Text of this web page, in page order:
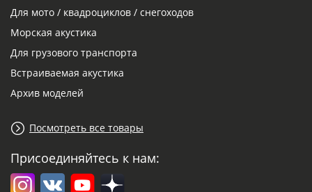
Для мото / квадроциклов / снегоходов
Морская акустика
Для грузового транспорта
Встраиваемая акустика
Архив моделей
Посмотреть все товары
Присоединяйтесь к нам: